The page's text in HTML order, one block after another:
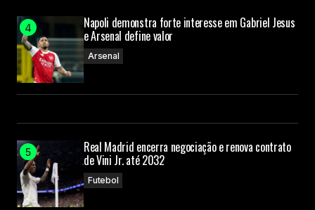
Napoli demonstra forte interesse em Gabriel Jesus
e Arsenal define valor
Arsenal
Real Madrid encerra negociação e renova contrato
de Vini Jr. até 2032
Futebol